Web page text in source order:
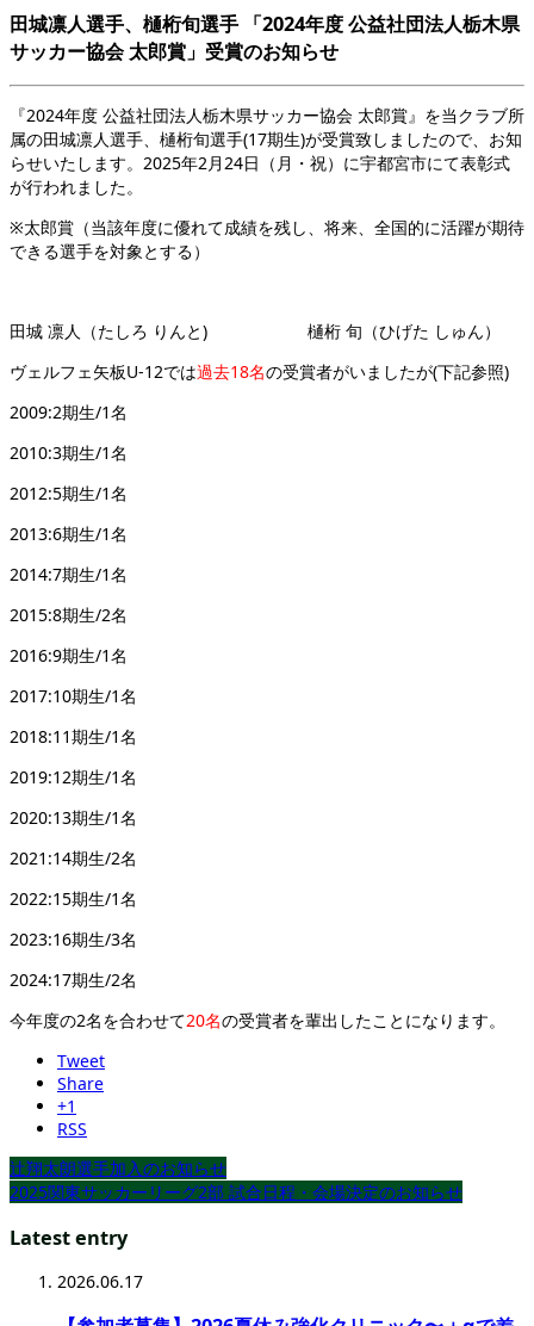
田城凛人選手、樋桁旬選手 「2024年度 公益社団法人栃木県
サッカー協会 太郎賞」受賞のお知らせ
『2024年度 公益社団法人栃木県サッカー協会 太郎賞』を当クラブ所
属の田城凛人選手、樋桁旬選手(17期生)が受賞致しましたので、お知
らせいたします。2025年2月24日（月・祝）に宇都宮市にて表彰式
が行われました。
※太郎賞（当該年度に優れて成績を残し、将来、全国的に活躍が期待
できる選手を対象とする）
田城 凛人（たしろ りんと) 樋桁 旬（ひげた しゅん）
ヴェルフェ矢板U-12では過去18名の受賞者がいましたが(下記参照)
2009:2期生/1名
2010:3期生/1名
2012:5期生/1名
2013:6期生/1名
2014:7期生/1名
2015:8期生/2名
2016:9期生/1名
2017:10期生/1名
2018:11期生/1名
2019:12期生/1名
2020:13期生/1名
2021:14期生/2名
2022:15期生/1名
2023:16期生/3名
2024:17期生/2名
今年度の2名を合わせて20名の受賞者を輩出したことになります。
Tweet
Share
+1
RSS
辻翔太朗選手加入のお知らせ
2025関東サッカーリーグ2部 試合日程・会場決定のお知らせ
Latest entry
2026.06.17